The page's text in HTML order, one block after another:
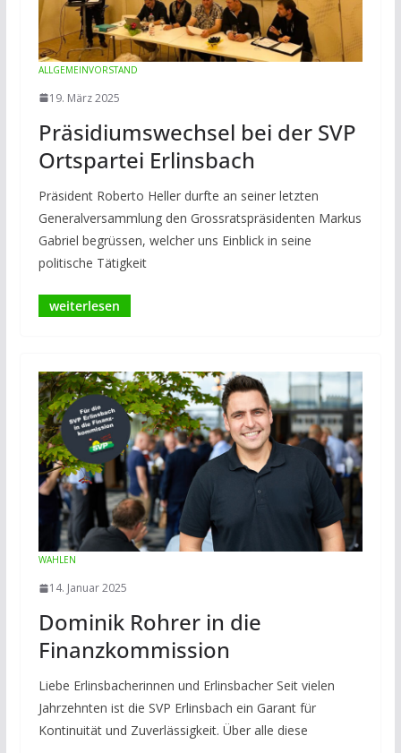
ALLGEMEINVORSTAND
19. März 2025
Präsidiumswechsel bei der SVP
Ortspartei Erlinsbach
Präsident Roberto Heller durfte an seiner letzten
Generalversammlung den Grossratspräsidenten Markus
Gabriel begrüssen, welcher uns Einblick in seine
politische Tätigkeit
WAHLEN
14. Januar 2025
Dominik Rohrer in die
Finanzkommission
Liebe Erlinsbacherinnen und Erlinsbacher Seit vielen
Jahrzehnten ist die SVP Erlinsbach ein Garant für
Kontinuität und Zuverlässigkeit. Über alle diese